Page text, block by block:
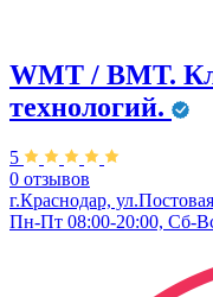
WMT / ВМТ.
технологий.
5
0 отзывов
г.Краснодар,
Пн-Пт 08:00-20:00, Сб-